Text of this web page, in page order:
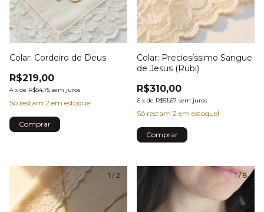
Colar: Cordeiro de Deus
R$219,00
4 x de R$54,75 sem juros
Só restam 2 em estoque!
Colar: Preciosíssimo Sangue
de Jesus (Rubi)
R$310,00
6 x de R$51,67 sem juros
Só restam 2 em estoque!
1 / 2 1/8